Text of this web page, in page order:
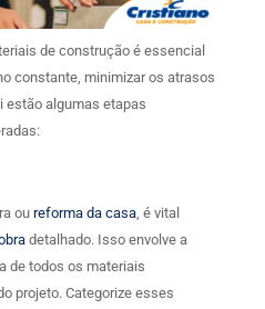
de construção é essencial
constante, minimizar os atrasos
estão algumas etapas
ou reforma da casa, é vital
detalhado. Isso envolve a
de todos os materiais
projeto. Categorize esses